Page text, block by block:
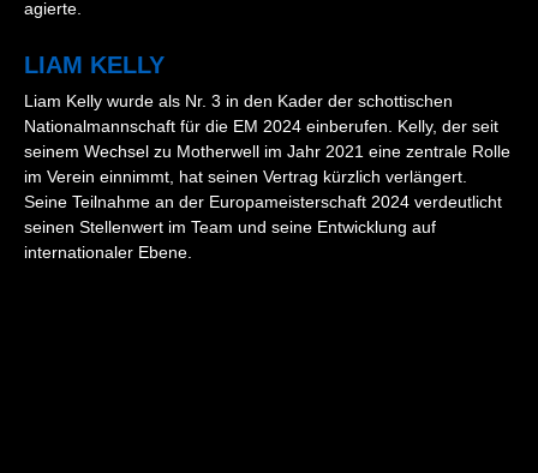
agierte.
LIAM KELLY
Liam Kelly wurde als Nr. 3 in den Kader der schottischen
Nationalmannschaft für die EM 2024 einberufen. Kelly, der seit
seinem Wechsel zu Motherwell im Jahr 2021 eine zentrale Rolle
im Verein einnimmt, hat seinen Vertrag kürzlich verlängert.
Seine Teilnahme an der Europameisterschaft 2024 verdeutlicht
seinen Stellenwert im Team und seine Entwicklung auf
internationaler Ebene​.